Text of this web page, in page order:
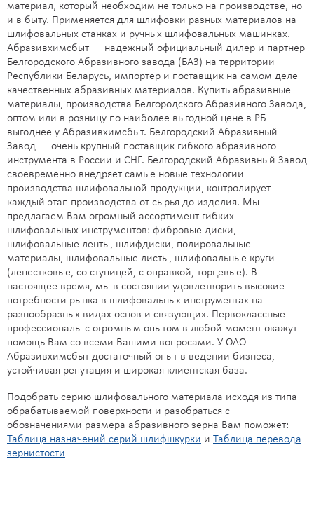
материал, который необходим не только на производстве, но
и в быту. Применяется для шлифовки разных материалов на
шлифовальных станках и ручных шлифовальных машинках.
Абразивхимсбыт — надежный официальный дилер и партнер
Белгородского Абразивного завода (БАЗ) на территории
Республики Беларусь, импортер и поставщик на самом деле
качественных абразивных материалов. Купить абразивные
материалы, производства Белгородского Абразивного Завода,
оптом или в розницу по наиболее выгодной цене в РБ
выгоднее у Абразивхимсбыт. Белгородский Абразивный
Завод — очень крупный поставщик гибкого абразивного
инструмента в России и СНГ. Белгородский Абразивный Завод
своевременно внедряет самые новые технологии
производства шлифовальной продукции, контролирует
каждый этап производства от сырья до изделия. Мы
предлагаем Вам огромный ассортимент гибких
шлифовальных инструментов: фибровые диски,
шлифовальные ленты, шлифдиски, полировальные
материалы, шлифовальные листы, шлифовальные круги
(лепестковые, со ступицей, с оправкой, торцевые). В
настоящее время, мы в состоянии удовлетворить высокие
потребности рынка в шлифовальных инструментах на
разнообразных видах основ и связующих. Первоклассные
профессионалы с огромным опытом в любой момент окажут
помощь Вам со всеми Вашими вопросами. У ОАО
Абразивхимсбыт достаточный опыт в ведении бизнеса,
устойчивая репутация и широкая клиентская база.
Подобрать серию шлифовального материала исходя из типа
обрабатываемой поверхности и разобраться с
обозначениями размера абразивного зерна Вам поможет:
Таблица назначений серий шлифшкурки и Таблица перевода
зернистости